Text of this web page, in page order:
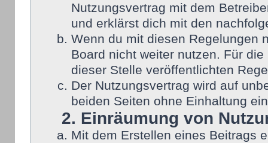
Nutzungsvertrag mit dem
und erklärst dich mit den
Wenn du mit diesen Regelungen
Board nicht weiter nutzen. Für
dieser Stelle veröffentlichten
Der Nutzungsvertrag wird auf
beiden Seiten ohne Einhaltung
2. Einräumung von
Mit dem Erstellen eines Beitrags